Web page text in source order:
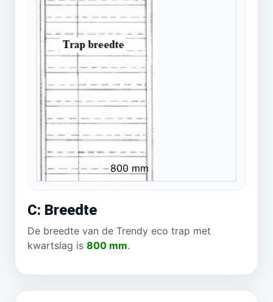
800 mm
C: Breedte
De breedte van de Trendy eco trap met
kwartslag is 800 mm.